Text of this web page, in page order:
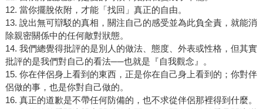
12. 當你擺脫依附，才能「找回」真正的自由。
13. 說出無可辯駁的真相，關注自己的感受並為此負全責，就能消
除親密關係中的任何敵對狀態。
14. 我們總覺得批評的是別人的做法、態度、外表或性格，但其實
批評的是我們對自己的看法──也就是『自我觀念』。
15. 你在伴侶身上看到的東西，正是你在自己身上看到的；你對伴
侶做的事，也是你對自己做的。
16. 真正的道歉是不帶任何防備的，也不求從伴侶那裡得到什麼。